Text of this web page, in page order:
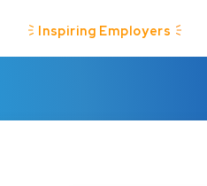
Inspiring Employers